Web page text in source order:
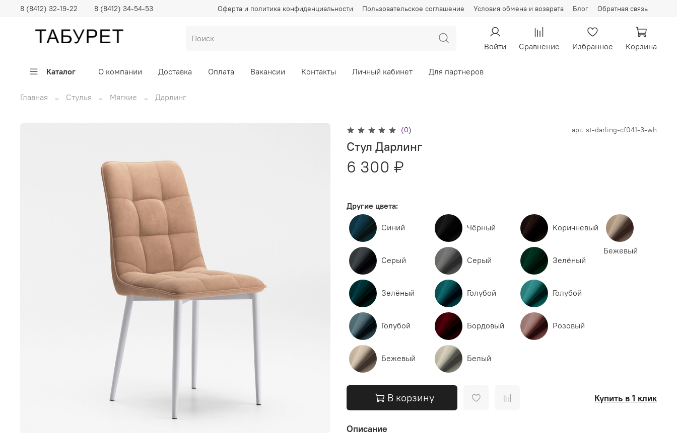
Оферта и политика конфиденциальности Пользовательское соглашение Условия обмена и возврата Блог Обратная связь
8 (8412) 32-19-22 8 (8412) 34-54-53
Войти Сравнение Избранное Корзина
Каталог О компании Доставка Оплата Вакансии Контакты Личный кабинет Для партнеров
Главная Стулья Мягкие Дарлинг
(0) арт. st-darling-cf041-3-wh
Стул Дарлинг
6 300 ₽
Другие цвета:
Синий Чёрный Коричневый
Серый Серый Зелёный
Зелёный Голубой Голубой
Голубой Бордовый Розовый
Бежевый Белый
Бежевый
В корзину Купить в 1 клик
Описание